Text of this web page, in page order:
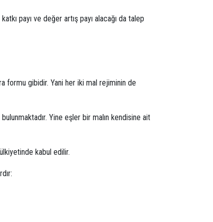
payı ve değer artış payı alacağı da talep
formu gibidir. Yani her iki mal rejiminin de
Yine eşler bir malın kendisine ait
kabul edilir.